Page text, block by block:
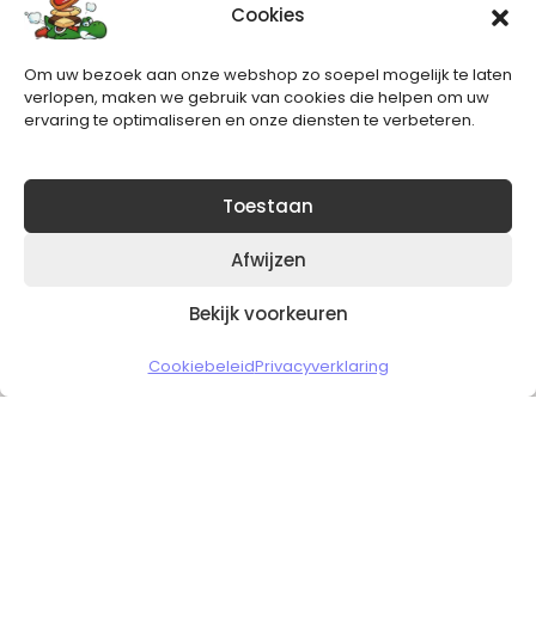
Cookies
Om uw bezoek aan onze webshop zo soepel mogelijk te laten
verlopen, maken we gebruik van cookies die helpen om uw
ervaring te optimaliseren en onze diensten te verbeteren.
Toestaan
Afwijzen
Bekijk voorkeuren
CookiebeleidPrivacyverklaring
Nieuwsbrief
Blijft op de hoogte van het laatste nieuws.